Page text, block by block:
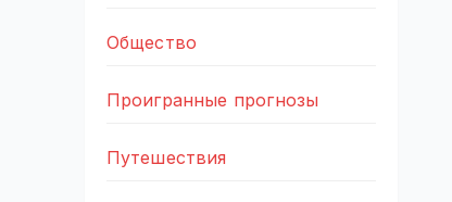
Общество
Проигранные прогнозы
Путешествия